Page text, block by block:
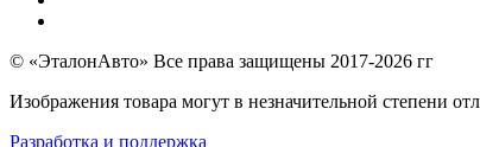
© «ЭталонАвто» Все права защищены 2017-2026 гг
Изображения товара могут в незначительной степени
Разработка и поддержка